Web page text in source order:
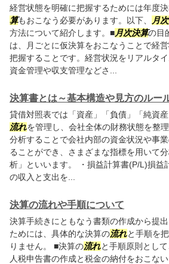
経営状態を明確に把握するためには年度決
算もおこなう必要があります。以下、 月
方法について紹介します。■月次決算の目
は、月ごとに仮決算をおこなうことで経
把握することです。経営状況をリアルタイ
資金管理や収支管理などさ...
決算書とは～基本構造や見方のルー
貸借対照表では「資産」「負債」「純資
流れを管理し、会社全体の財務状態を整
分析することで会社内部の資金状況や事
ることができ、さまざまな指標を用いて
析」といいます。 ・損益計算書(P/L)損益
の収入と支出を...
決算の流れや手順について
決算手続きにともなう書類の作成から提
ためには、具体的な決算の流れと手順を
りません。 ■決算の流れと手順原則とし
人税申告書の作成と税金の納付をおこな